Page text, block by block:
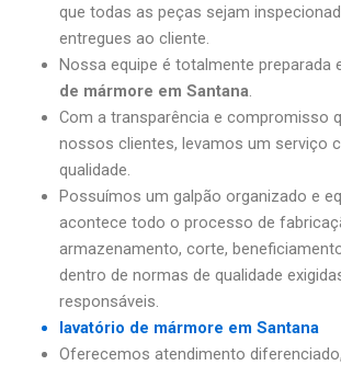
que todas as peças sejam
entregues ao cliente.
Nossa equipe é totalmente preparada
de mármore em Santana.
Com a transparência e compromisso
nossos clientes, levamos um serviço
qualidade.
Possuímos um galpão organizado e
acontece todo o processo de
armazenamento, corte,
dentro de normas de qualidade
responsáveis.
lavatório de mármore em Santana
Oferecemos atendimento